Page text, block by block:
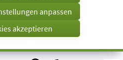
anpassen
akzeptieren